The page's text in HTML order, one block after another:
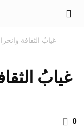
غيابُ الثقافة
غيابُ
0